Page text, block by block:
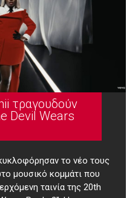
τραγουδούν
Devil Wears
το νέο τους
μουσικό κομμάτι που
ταινία της 20th